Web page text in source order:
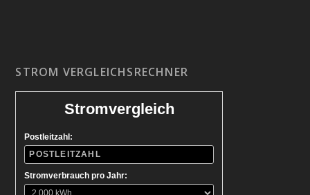
STROM VERGLEICHSRECHNER
Stromvergleich
Postleitzahl:
Stromverbrauch pro Jahr: